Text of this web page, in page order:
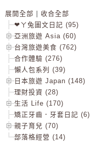
展開全部
收合全部
❤ㄚ兔圖文日記 (95)
亞洲旅遊 Asia (60)
台灣旅遊美食 (762)
合作體驗 (276)
懶人包系列 (39)
日本旅遊 Japan (148)
理財投資 (28)
生活 Life (170)
矯正牙齒．牙套日記 (6)
親子育兒 (70)
部落格經營 (14)